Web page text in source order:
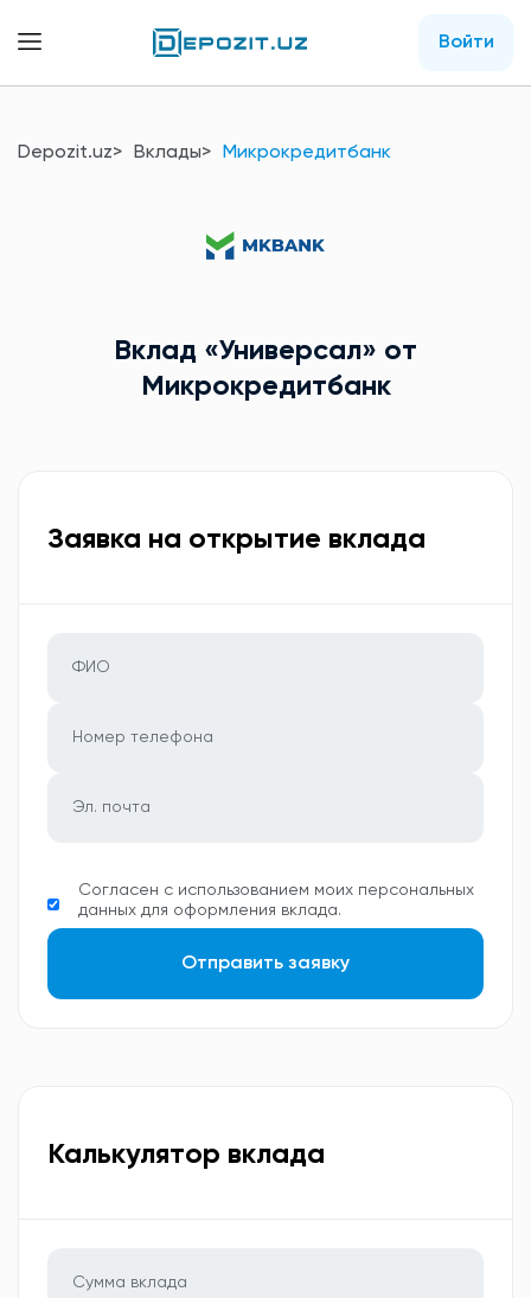
Войти
Depozit.uz Вклады Микрокредитбанк
Вклад «Универсал» от
Микрокредитбанк
Заявка на открытие вклада
Согласен с использованием моих персональных
данных для оформления вклада.
Отправить заявку
Калькулятор вклада